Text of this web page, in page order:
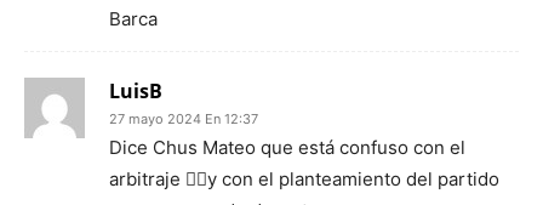
Barca
LuisB
27 mayo 2024 En 12:37
Dice Chus Mateo que está confuso con el
arbitraje 🤦‍♂️y con el planteamiento del partido